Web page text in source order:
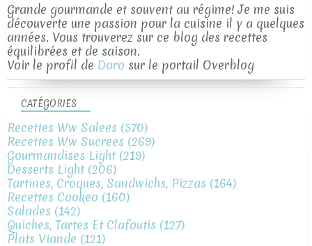
Grande gourmande et souvent au régime! Je me suis
découverte une passion pour la cuisine il y a quelques
années. Vous trouverez sur ce blog des recettes
équilibrées et de saison.
Voir le profil de Doro sur le portail Overblog
CATÉGORIES
Recettes Ww Salees (570)
Recettes Ww Sucrees (269)
Gourmandises Light(219)
Desserts Light(206)
Tartines, Croques, Sandwichs, Pizzas (164)
Recettes Cookeo (160)
Salades (142)
Quiches, Tartes Et Clafoutis (127)
Plats Viande (121)